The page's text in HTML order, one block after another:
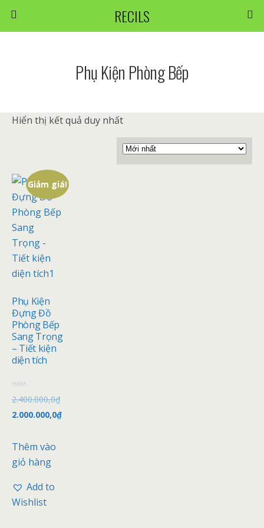
RECILS
Phụ Kiện Phòng Bếp
Hiển thị kết quả duy nhất
Giảm giá!
Phụ Kiện
Đựng Đồ
Phòng Bếp
Sang Trọng
– Tiết kiện
diện tích
Đ
ư
ợ
c
p
h
n
5
a
2.400.000,0₫
2.000.000,0₫
Thêm vào
giỏ hàng
Add to
Wishlist